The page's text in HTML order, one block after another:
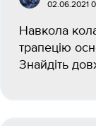
02.06.2021
Навкола
трапецію
Знайдіть